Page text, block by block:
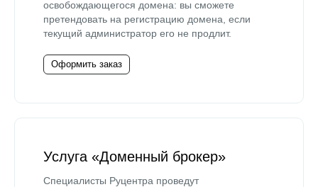
освобождающегося домена: вы сможете
претендовать на регистрацию домена, если
текущий администратор его не продлит.
Оформить заказ
Услуга «Доменный брокер»
Специалисты Руцентра проведут